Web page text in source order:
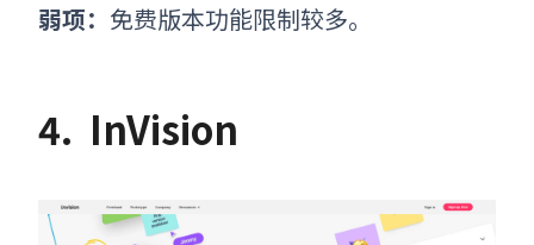
弱项： 免费版本功能限制较多。
4. InVision